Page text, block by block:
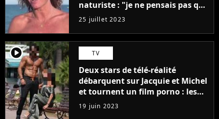
naturiste : "je ne pensais pas que
j'arriverais à le faire..."
25 juillet 2023
player2 TV
Deux stars de télé-réalité
débarquent sur Jacquie et Michel
et tournent un film porno : les
premières images du tournage
(exclu)
19 juin 2023